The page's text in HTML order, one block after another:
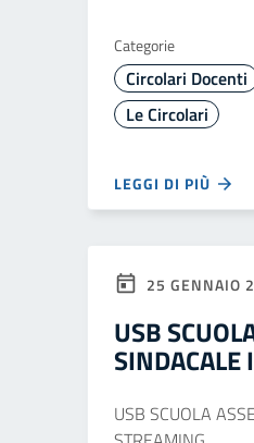
Categorie
Circolari Docenti
Le Circolari
LEGGI DI PIÙ
25 GENNAIO
USB
USB SCUOLA